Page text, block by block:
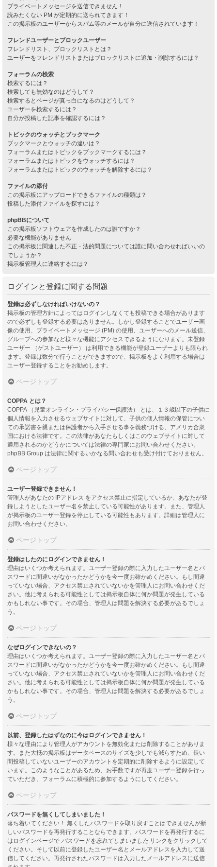
プライベートメッセージを送信できません！
読みたくない PM が定期的に送られてきます！
この掲示板のユーザーからスパム等のメールが自分に送信されています！
フレンドユーザーとブロックユーザー
フレンドリスト、ブロックリストとは？
ユーザーをフレンドリストまたはブロックリストに追加・削除するには？
フォーラムの検索
検索するには？
検索しても無効なのはどうして？
検索するとページが真っ白になるのはどうして？
ユーザーを検索するには？
自分が投稿した記事を確認するには？
トピックのウォッチとブックマーク
ブックマークとウォッチの違いは？
フォーラムまたはトピックをブックマークするには？
フォーラムまたはトピックをウォッチするには？
フォーラムまたはトピックのウォッチを解除するには？
ファイルの添付
この掲示板にアップロードできるファイルの種類は？
投稿した添付ファイルを探すには？
phpBBについて
この掲示板ソフトウェアを作成したのは誰ですか？
必要な機能がありません
この掲示板に関連した不正・法的問題については誰に問い合わせればいいの
でしょうか？
掲示板管理人に連絡するには？
ログインと登録に関する問題
登録は必ずしなければいけないの？
掲示板の管理方針によってはログインしなくても投稿できる場合があります
ので必ずしも登録する必要はありません。しかし登録することでユーザー画
像の使用、プライベートメッセージ (PM) の使用、ユーザーへのメール送信、
グループへの参加など様々な機能にアクセスできるようになります。未登録
ユーザー （ゲストユーザー） は利用できる機能が登録ユーザーよりも限られ
ます。登録は数分で行うことができますので、掲示板をよく利用する場合は
ユーザー登録することをお勧めします。
ページトップ
COPPA とは？
COPPA （児童オンライン・プライバシー保護法） とは、１３歳以下の子供に
個人情報を入力させるウェブサイトに対して、子供の個人情報の保管につい
ての承諾書を親または保護者から入手させる事を義務づける、アメリカ合衆
国における法律です。この法律があなたもしくはこのウェブサイトに対して
適用されるのかどうかについては法律の専門家にお問い合わせください。
phpBB Group は法律に関するいかなる問い合わせも受け付けておりません。
ページトップ
ユーザー登録できません！
管理人があなたの IPアドレス をアクセス禁止に指定しているか、あなたが登
録しようとしたユーザー名を禁止している可能性があります。また、管理人
が掲示板のユーザー登録を停止している可能性もあります。詳細は管理人に
お問い合わせください。
ページトップ
登録はしたのにログインできません！
理由はいくつか考えられます。ユーザー登録の際に入力したユーザー名とパ
スワードに間違いがなかったかどうかを今一度お確かめください。もし間違
っていない場合、アクセス禁止されていないかを管理人にお問い合わせくだ
さい。他に考えられる可能性としては掲示板自体に何か問題が発生している
かもしれない事です。その場合、管理人は問題を解決する必要があるでしょ
う。
ページトップ
なぜログインできないの？
理由はいくつか考えられます。ユーザー登録の際に入力したユーザー名とパ
スワードに間違いがなかったかどうかを今一度お確かめください。もし間違
っていない場合、アクセス禁止されていないかを管理人にお問い合わせくだ
さい。他に考えられる可能性としては掲示板自体に何か問題が発生している
かもしれない事です。その場合、管理人は問題を解決する必要があるでしょ
う。
ページトップ
以前、登録したはずなのに今はログインできません！
様々な理由により管理人がアカウントを無効化または削除することがありま
す。また大抵の掲示板はデータベースのサイズを少しでも減らすため、長い
間投稿していないユーザーのアカウントを定期的に削除するように設定して
います。このようなことがあるため、お手数ですが再度ユーザー登録を行っ
ていただき、フォーラムに積極的に参加するようにしてください。
ページトップ
パスワードを無くしてしまいました！
落ち着いてください！ 無くしたパスワードを取り戻すことはできませんが新
しいパスワードを再発行することならできます。パスワードを再発行するに
はログインページで パスワードを忘れてしまいました リンクをクリックして
ください。そして以前に登録したユーザー名とメールアドレスを入力して送
信してください。再発行されたパスワードは入力したメールアドレスに送信